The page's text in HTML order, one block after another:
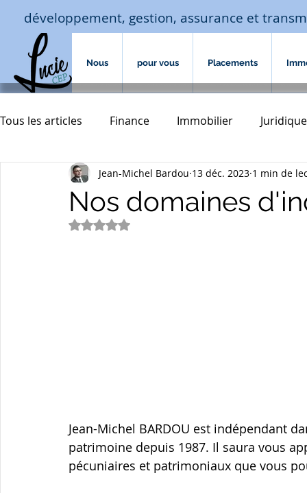
développement, gestion, assurance et
Nous pour vous Placements
Tous les articles Finance Immobilier Juridique
Macro-économie-jouissance Assurances
assurances de biens
Nos domaines
Jean-Michel Bardou 13 déc. 2023 1 min de
Noté NaN étoiles sur 5.
Jean-Michel BARDOU est indépendant
patrimoine depuis 1987. Il saura vous
pécuniaires et patrimoniaux que vous